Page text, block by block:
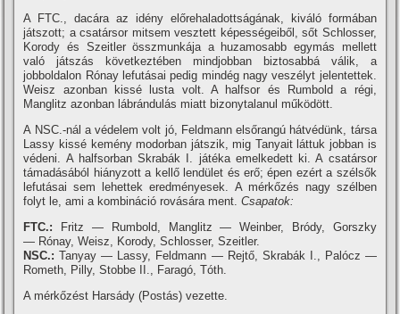
A FTC., dacára az idény előrehaladottságának, kiváló formában
játszott; a csatársor mitsem vesztett képességeiből, sőt Schlosser,
Korody és Szeitler összmunkája a huzamosabb egymás mellett
való játszás következtében mindjobban biztosabbá válik, a
jobboldalon Rónay lefutásai pedig mindég nagy veszélyt jelentettek.
Weisz azonban kissé lusta volt. A halfsor és Rumbold a régi,
Manglitz azonban lábrándulás miatt bizonytalanul működött.
A NSC.-nál a védelem volt jó, Feldmann elsőrangú hátvédünk, társa
Lassy kissé kemény modorban játszik, mig Tanyait láttuk jobban is
védeni. A halfsorban Skrabák I. játéka emelkedett ki. A csatársor
támadásából hiányzott a kellő lendület és erő; épen ezért a szélsők
lefutásai sem lehettek eredményesek. A mérkőzés nagy szélben
folyt le, ami a kombináció rovására ment.Csapatok:
FTC.: Fritz — Rumbold, Manglitz — Weinber, Bródy, Gorszky
— Rónay, Weisz, Korody, Schlosser, Szeitler.
NSC.: Tanyay — Lassy, Feldmann — Rejtő, Skrabák I., Palócz —
Rometh, Pilly, Stobbe II., Faragó, Tóth.
A mérkőzést Harsády (Postás) vezette.